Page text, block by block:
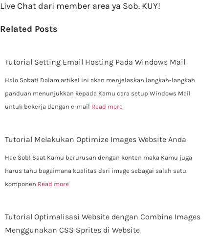
Live Chat dari member area ya Sob. KUY!
Related Posts
Tutorial Setting Email Hosting Pada Windows Mail
Halo Sobat! Dalam artikel ini akan menjelaskan langkah-langkah
panduan menunjukkan kepada Kamu cara setup Windows Mail
untuk bekerja dengan e-mail Read more
Tutorial Melakukan Optimize Images Website Anda
Hae Sob! Saat Kamu berurusan dengan konten maka Kamu juga
harus tahu bagaimana kualitas dari image sebagai salah satu
komponen Read more
Tutorial Optimalisasi Website dengan Combine Images
Menggunakan CSS Sprites di Website